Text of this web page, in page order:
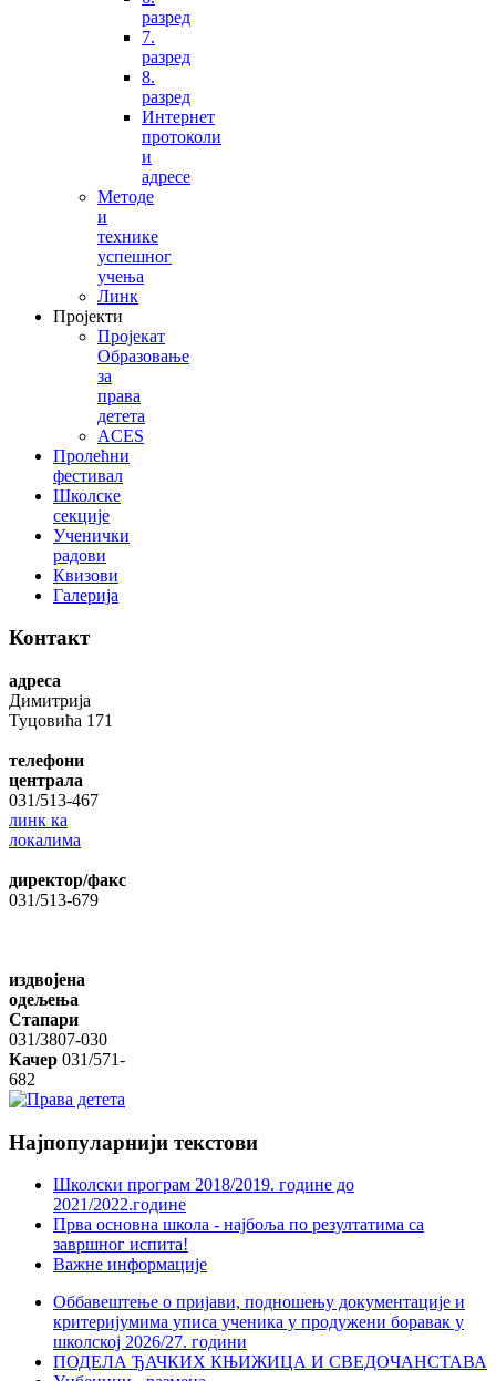
разред
7.
разред
8.
разред
Интернет
протоколи
и
адресе
Методе
и
технике
успешног
учења
Линк
Пројекти
Пројекат
Образовање
за
права
детета
ACES
Пролећни
фестивал
Школске
секције
Ученички
радови
Квизови
Галерија
Контакт
адреса
Димитрија
Туцовића 171
телефони
централа
031/513-467
линк ка
локалима
директор/факс
031/513-679
издвојена
одељења
Стапари
031/3807-030
Качер 031/571-
682
Најпопуларнији текстови
Школски програм 2018/2019. године дo
2021/2022.године
Прва основна школа - најбоља по резултатима са
завршног испита!
Важне информације
Оббавештење о пријави, подношењу документације и
критеријумима уписа ученика у продужени боравак у
школској 2026/27. години
ПОДЕЛА ЂАЧКИХ КЊИЖИЦА И СВЕДОЧАНСТАВА